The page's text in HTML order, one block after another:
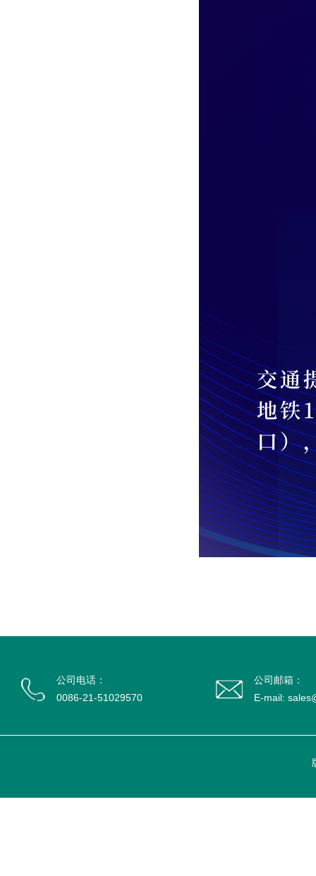
公司电话：
0086-21-51029570
公司邮箱：
E-mail: